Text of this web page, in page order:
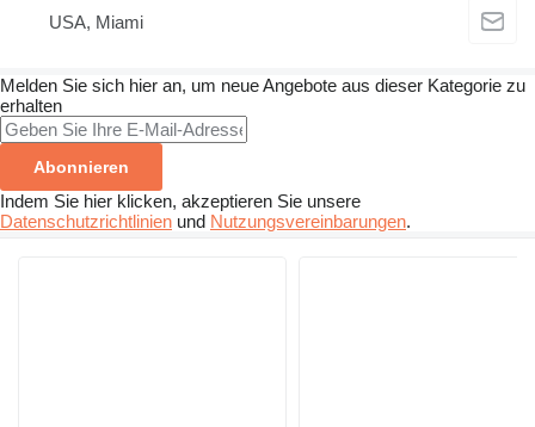
USA, Miami
Melden Sie sich hier an, um neue Angebote aus dieser Kategorie zu
erhalten
Abonnieren
Indem Sie hier klicken, akzeptieren Sie unsere
Datenschutzrichtlinien und Nutzungsvereinbarungen.